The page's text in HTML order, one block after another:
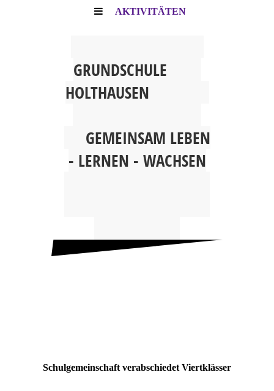
AKTIVITÄTEN
GRUNDSCHULE
HOLTHAUSEN
GEMEINSAM LEBEN
- LERNEN - WACHSEN
Schulgemeinschaft verabschiedet Viertklässer